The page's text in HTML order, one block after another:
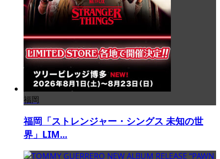
福岡
福岡「ストレンジャー・シングス 未知の世
界」LIM...